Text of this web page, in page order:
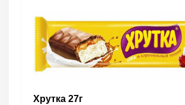
Хрутка 27г